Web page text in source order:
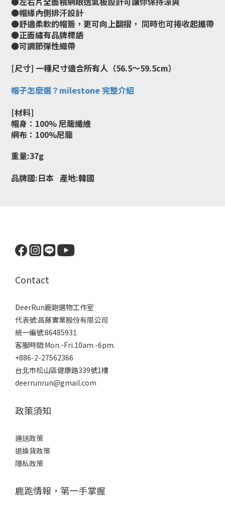
●帽緣內側排汗設計
●舒適柔軟的帽簷，更可向上翻摺， 同時也可捲收起攜帶
●正面繡有品牌標語
●可調節彈性織帶
[尺寸] 一種尺寸適合所有人（56.5～59.5cm）
帽子怎麼選？milestone 完整介紹
[材料]
帽身：100% 尼龍纖維
網布 ：100%尼龍
重量:37g
品牌國:日本 產地:韓國
Contact
DeerRun鹿跑選物工作室
代表號:昌藤實業股份有限公司
統一編號:86485931
客服時間:Mon.-Fri.10am.-6pm.
+886-2-27562366
台北市松山區健康路339號1樓
deerrunrun@gmail.com
政策須知
運送政策
退換貨政策
隱私政策
鹿跑情報，第一手掌握